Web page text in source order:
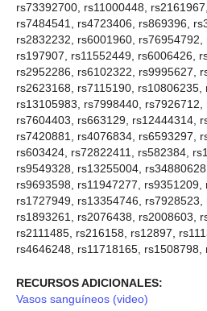
rs73392700, rs11000448,
rs7484541, rs4723406, rs869396,
rs2832232, rs6001960, rs76954792,
rs197907, rs11552449, rs6006426,
rs2952286, rs6102322, rs9995627,
rs2623168, rs7115190, rs10806235,
rs13105983, rs7998440, rs7926712,
rs7604403, rs663129, rs12444314,
rs7420881, rs4076834, rs6593297,
rs603424, rs72822411, rs582384,
rs9549328, rs13255004,
rs9693598, rs11947277, rs9351209,
rs1727949, rs13354746, rs7928523,
rs1893261, rs2076438, rs2008603,
rs2111485, rs216158, rs12897,
rs4646248, rs11718165,
RECURSOS ADICIONALES:
Vasos sanguíneos (video)